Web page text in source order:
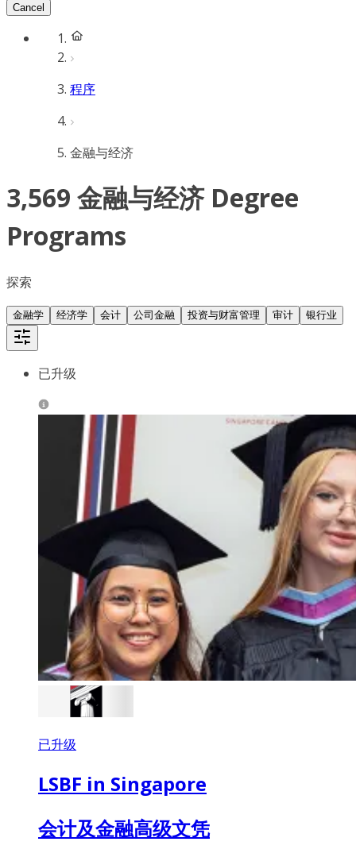
Cancel
程序
金融与经济
3,569 金融与经济 Degree
Programs
探索
金融学 经济学 会计 公司金融 投资与财富管理 审计 银行业
已升级
已升级
LSBF in Singapore
会计及金融高级文凭